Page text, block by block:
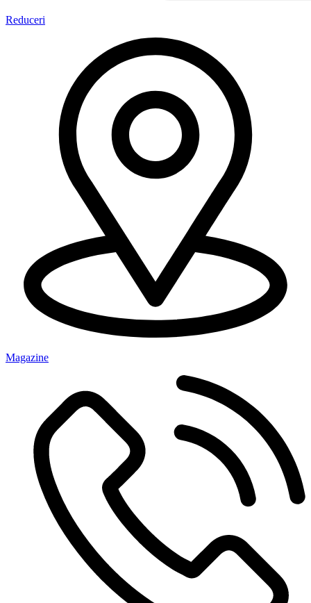
Reduceri
Magazine